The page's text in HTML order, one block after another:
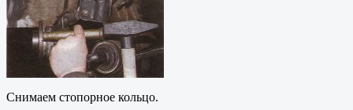
Снимаем стопорное кольцо.